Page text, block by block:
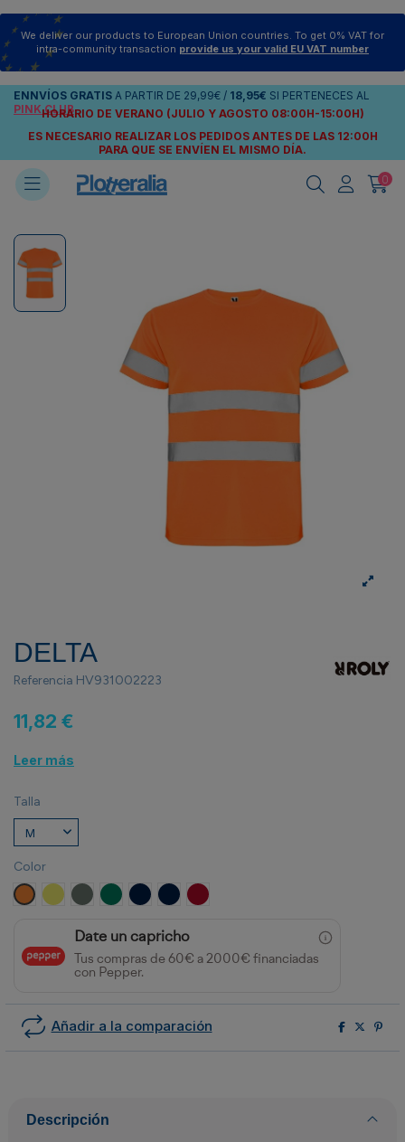
We deliver our products to European Union countries. To get 0% VAT for
intra-community transaction provide us your valid EU VAT number
ENNVÍOS GRATIS A PARTIR DE 29,99€ / 18,95€ SI PERTENECES AL
PINK CLUB
HORARIO DE VERANO (JULIO Y AGOSTO 08:00H-15:00H)
ES NECESARIO REALIZAR LOS PEDIDOS ANTES DE LAS 12:00H
PARA QUE SE ENVÍEN EL MISMO DÍA.
0
DELTA
Referencia HV931002223
11,82 €
Leer más
Talla
Color
NARANJA FLUOR
AMARILLO FLUOR
PLOMO/AMARILLO FLUOR
VERDE JARDÍN/AMARILLO FLÚOR
MARINO/AMARILLO FLUOR
MARINO/NARANJA FLUOR
ROJO LABORAL/AMARILLO FLÚOR
Date un capricho
Tus compras de 60€ a 2000€ financiadas
con Pepper.
Añadir a la comparación
Descripción